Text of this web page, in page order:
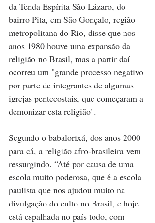
da Tenda Espírita São Lázaro, do
bairro Pita, em São Gonçalo, região
metropolitana do Rio, disse que nos
anos 1980 houve uma expansão da
religião no Brasil, mas a partir daí
ocorreu um "grande processo negativo
por parte de integrantes de algumas
igrejas pentecostais, que começaram a
demonizar esta religião".
Segundo o babalorixá, dos anos 2000
para cá, a religião afro-brasileira vem
ressurgindo. “Até por causa de uma
escola muito poderosa, que é a escola
paulista que nos ajudou muito na
divulgação do culto no Brasil, e hoje
está espalhada no país todo, com